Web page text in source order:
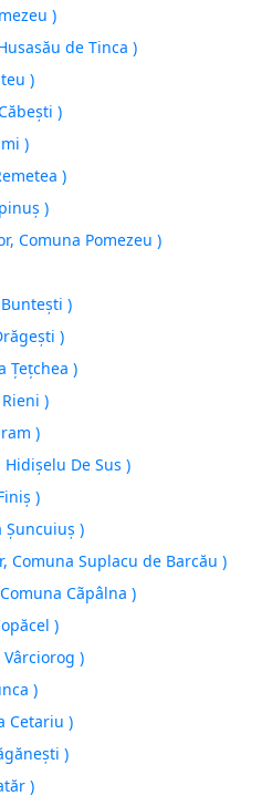
)
de Tinca )
)
)
)
)
)
Comuna Pomezeu )
)
)
Ţeţchea )
)
)
De Sus )
)
Şuncuiuş )
Comuna Suplacu de Barcău )
Cãpâlna )
)
)
)
Cetariu )
)
)